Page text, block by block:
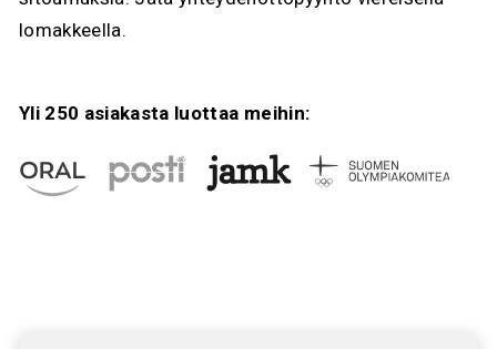
lomakkeella.
Yli 250 asiakasta luottaa meihin: